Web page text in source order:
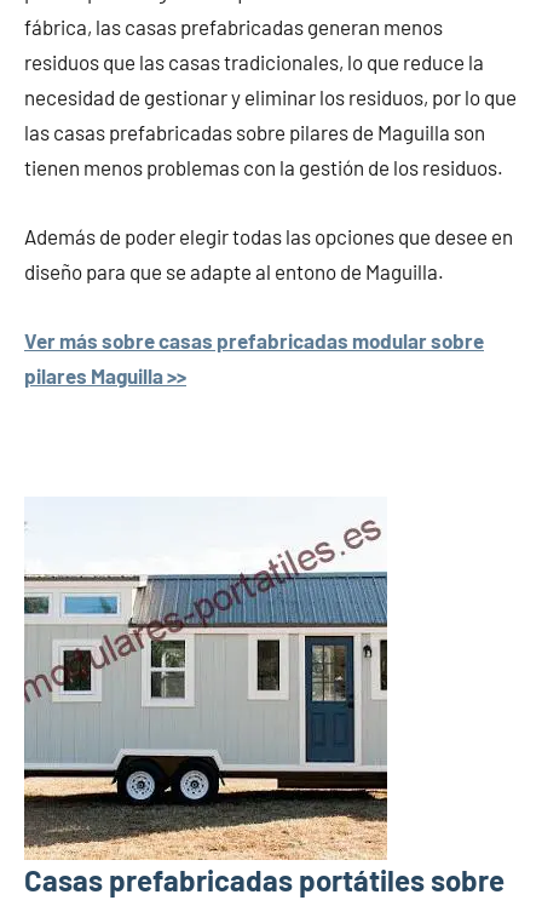
fábrica, las casas prefabricadas generan menos
residuos que las casas tradicionales, lo que reduce la
necesidad de gestionar y eliminar los residuos, por lo que
las casas prefabricadas sobre pilares de Maguilla son
tienen menos problemas con la gestión de los residuos.
Además de poder elegir todas las opciones que desee en
diseño para que se adapte al entono de Maguilla.
Ver más sobre casas prefabricadas modular sobre
pilares Maguilla >>
Casas prefabricadas portátiles sobre